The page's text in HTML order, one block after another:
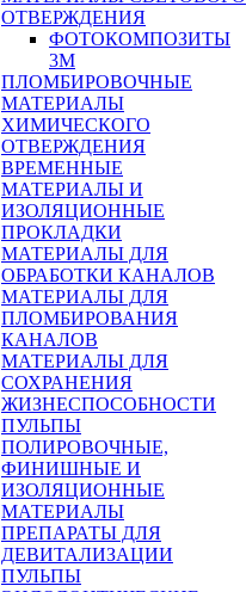
ОТВЕРЖДЕНИЯ
ФОТОКОМПОЗИТЫ
3М
ПЛОМБИРОВОЧНЫЕ
МАТЕРИАЛЫ
ХИМИЧЕСКОГО
ОТВЕРЖДЕНИЯ
ВРЕМЕННЫЕ
МАТЕРИАЛЫ И
ИЗОЛЯЦИОННЫЕ
ПРОКЛАДКИ
МАТЕРИАЛЫ ДЛЯ
ОБРАБОТКИ КАНАЛОВ
МАТЕРИАЛЫ ДЛЯ
ПЛОМБИРОВАНИЯ
КАНАЛОВ
МАТЕРИАЛЫ ДЛЯ
СОХРАНЕНИЯ
ЖИЗНЕСПОСОБНОСТИ
ПУЛЬПЫ
ПОЛИРОВОЧНЫЕ,
ФИНИШНЫЕ И
ИЗОЛЯЦИОННЫЕ
МАТЕРИАЛЫ
ПРЕПАРАТЫ ДЛЯ
ДЕВИТАЛИЗАЦИИ
ПУЛЬПЫ